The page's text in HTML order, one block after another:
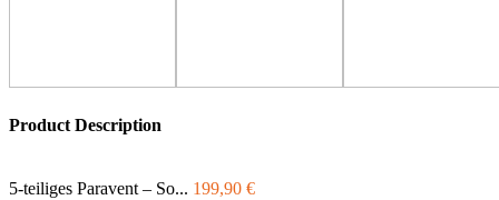
Product Description
5-teiliges Paravent – So... 199,90 €